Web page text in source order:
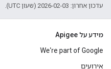
עדכון אחרון: 2026-02-03 (שעון UTC).
מידע על Apigee
We're part of Google
אירועים